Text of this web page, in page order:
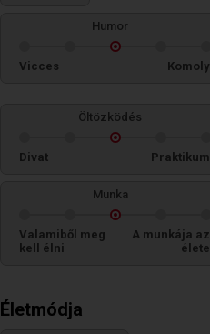
Humor
Vicces Komoly
Öltözködés
Divat Praktikum
Munka
Valamiből meg
kell élni
A munkája az
élete
Életmódja